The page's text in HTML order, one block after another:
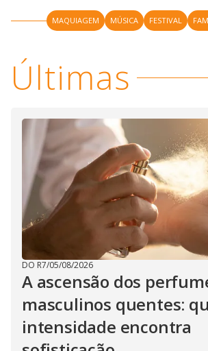
MAQUIAGEM MÚSICA FESTIVAL
Últimas
DO R7/05/08/2026
A ascensão dos
masculinos quentes:
intensidade encontra